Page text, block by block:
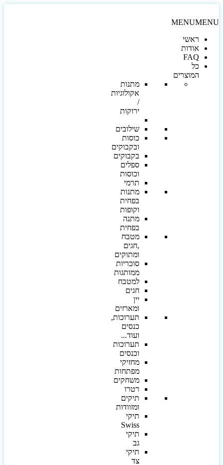
MENU
ראשי
אודות
FAQ
כל
המוצרים
מתנות
אקולוגיות
ירוקות
שילובים
כוסות
ובקבוקים
בקבוקים
ספלים
וכוסות
תרמי
מתנות
בפחית
וקופות
מתנה
בפחית
מטבח
,חגים
ומתוקים
סוכריות
ממותגות
למטבח
חגים
יין
ומארזים
תערוכות,
כנסים
ועוד...
תערוכות
וכנסים
מחזיקי
מפתחות
משחקים
רטרו
תיקים
ומזוודות
תיקי
Swiss
תיקי
תיקי